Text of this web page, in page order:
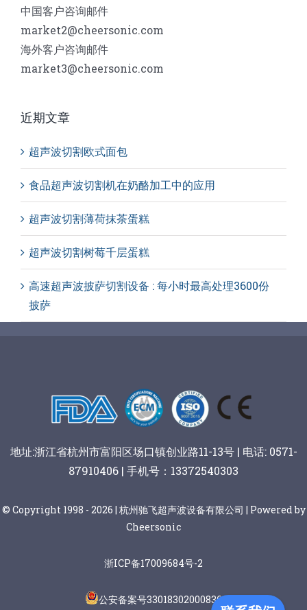
中国客户咨询邮件
market2@cheersonic.com
海外客户咨询邮件
market3@cheersonic.com
近期文章
超声波切割欧式面包
食品超声波切割机在奶酪加工中的应用
超声波切割薄荷抹茶蛋糕
超声波切割树莓千层蛋糕
高速超声波披萨切割设备 : 每小时最高处理3600份
披萨
地址:浙江省杭州市富阳区场口镇创业路11-13号 | 电话: 0571-
87910406 | 手机号：13372540303
© Copyright 1998 - 2026 | 杭州驰飞超声波设备有限公司 | Powered by
Cheersonic
浙ICP备17009684号-2
公安备案号33018302000836